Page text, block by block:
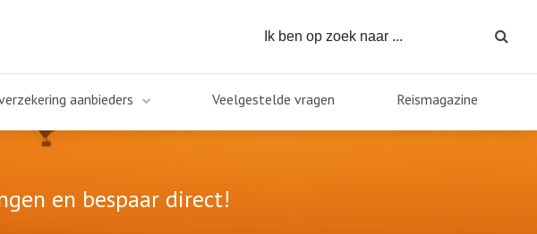
aanbieders Veelgestelde vragen Reismagazine
en bespaar direct!